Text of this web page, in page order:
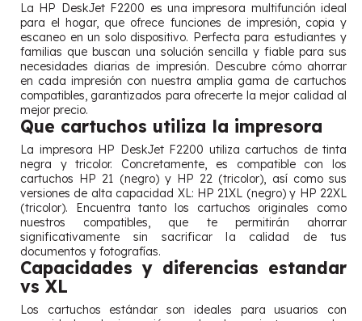
La HP DeskJet F2200 es una impresora multifunción ideal
para el hogar, que ofrece funciones de impresión, copia y
escaneo en un solo dispositivo. Perfecta para estudiantes y
familias que buscan una solución sencilla y fiable para sus
necesidades diarias de impresión. Descubre cómo ahorrar
en cada impresión con nuestra amplia gama de cartuchos
compatibles, garantizados para ofrecerte la mejor calidad al
mejor precio.
Que cartuchos utiliza la impresora
La impresora HP DeskJet F2200 utiliza cartuchos de tinta
negra y tricolor. Concretamente, es compatible con los
cartuchos HP 21 (negro) y HP 22 (tricolor), así como sus
versiones de alta capacidad XL: HP 21XL (negro) y HP 22XL
(tricolor). Encuentra tanto los cartuchos originales como
nuestros compatibles, que te permitirán ahorrar
significativamente sin sacrificar la calidad de tus
documentos y fotografías.
Capacidades y diferencias estandar
vs XL
Los cartuchos estándar son ideales para usuarios con